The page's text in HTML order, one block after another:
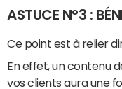
ASTUCE N°3 :
Ce point est à relier
En effet, un contenu
vos clients aura une